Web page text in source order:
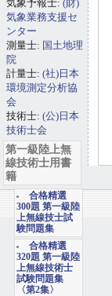
気象予報士: (財)
気象業務支援セ
ンター
測量士: 国土地理
院
計量士: (社)日本
環境測定分析協
会
技術士: (公)日本
技術士会
第一級陸上無
線技術士用書
籍
合格精選
300題 第一級陸
上無線技士試
験問題集
合格精選
320題 第一級陸
上無線技術士
試験問題集
〈第2集〉